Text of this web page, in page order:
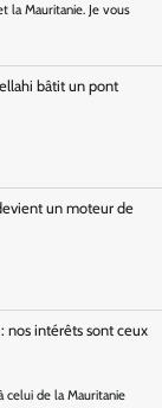
la Mauritanie. Je vous
bâtit un pont
un moteur de
nos intérêts sont ceux
de la Mauritanie